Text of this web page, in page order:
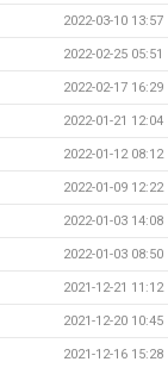
2022-03-10 13:57
2022-02-25 05:51
2022-02-17 16:29
2022-01-21 12:04
2022-01-12 08:12
2022-01-09 12:22
2022-01-03 14:08
2022-01-03 08:50
2021-12-21 11:12
2021-12-20 10:45
2021-12-16 15:28